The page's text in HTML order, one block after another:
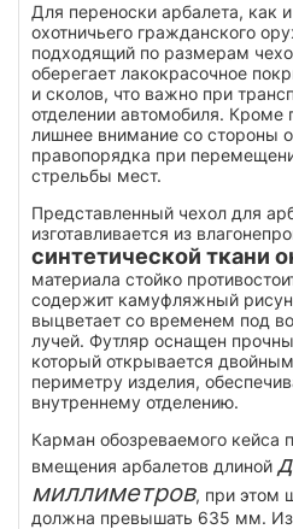
Для переноски арбалета, как
охотничьего гражданского
подходящий по размерам
оберегает лакокрасочное
и сколов, что важно при
отделении автомобиля. Кроме
лишнее внимание со стороны
правопорядка при
стрельбы мест.
Представленный чехол для
изготавливается из
синтетической ткани
материала стойко
содержит камуфляжный
выцветает со временем под
лучей. Футляр оснащен
который открывается
периметру изделия,
внутреннему отделению.
Карман обозреваемого кейса
вмещения арбалетов длиной
миллиметров, при этом
должна превышать 635 мм.